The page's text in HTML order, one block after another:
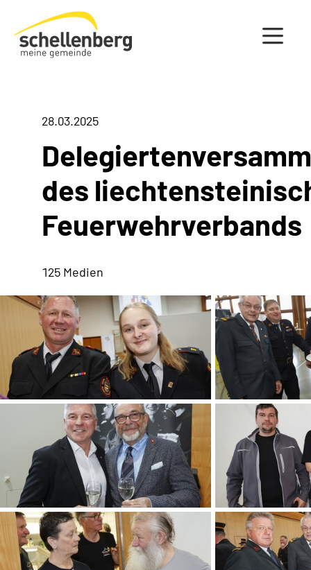
Gemeinde Schellenberg Startseite
28.03.2025
des
Feuerwehrverbands
125 Medien